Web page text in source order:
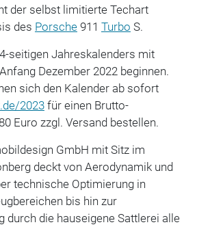
der selbst limitierte Techart
des Porsche911 Turbo S.
seitigen Jahreskalenders mit
Dezember 2022 beginnen.
sich den Kalender ab sofort
2023für einen Brutto-
Euro zzgl. Versand bestellen.
GmbH mit Sitz im
deckt von Aerodynamik und
technische Optimierung in
bis hin zur
durch die hauseigene Sattlerei alle